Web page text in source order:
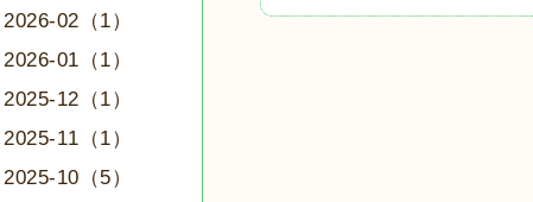
2026-02（1）
2026-01（1）
2025-12（1）
2025-11（1）
2025-10（5）